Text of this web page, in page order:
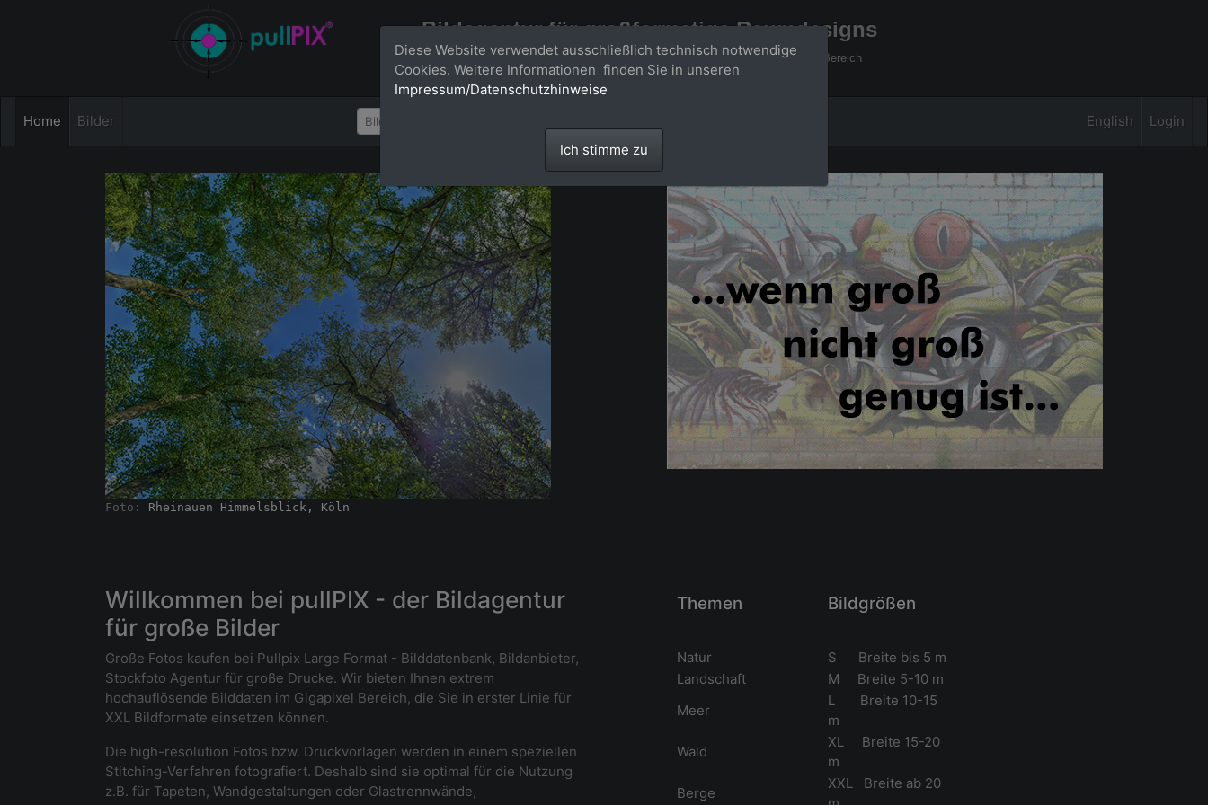
Bildagentur für großformatige Raumdesigns
Großformatige Bilder - über 100 Meter große 'largeformat' Fotos im Gigapixel Bereich
Home Bilder English Login
Foto: Rheinauen Himmelsblick, Köln
Willkommen bei pullPIX - der Bildagentur
für große Bilder
Große Fotos kaufen bei Pullpix Large Format - Bilddatenbank, Bildanbieter,
Stockfoto Agentur für große Drucke. Wir bieten Ihnen extrem
hochauflösende Bilddaten im Gigapixel Bereich, die Sie in erster Linie für
XXL Bildformate einsetzen können.
Die high-resolution Fotos bzw. Druckvorlagen werden in einem speziellen
Stitching-Verfahren fotografiert. Deshalb sind sie optimal für die Nutzung
z.B. für Tapeten, Wandgestaltungen oder Glastrennwände,
Themen Bildgrößen
Natur
S Breite bis 5 m
Landschaft
M Breite 5-10 m
Meer
L Breite 10-15
m
Wald
XL Breite 15-20
m
Berge
XXL Breite ab 20
Diese Website verwendet ausschließlich technisch notwendige
Cookies. Weitere Informationen finden Sie in unseren
Impressum/Datenschutzhinweise
Ich stimme zu